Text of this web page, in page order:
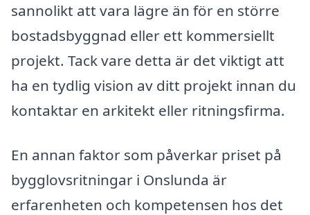
sannolikt att vara lägre än för en större
bostadsbyggnad eller ett kommersiellt
projekt. Tack vare detta är det viktigt att
ha en tydlig vision av ditt projekt innan du
kontaktar en arkitekt eller ritningsfirma.
En annan faktor som påverkar priset på
bygglovsritningar i Onslunda är
erfarenheten och kompetensen hos det